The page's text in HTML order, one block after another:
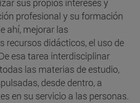
profesional y su formación
ahí, mejorar las
recursos didácticos, el uso de
esa tarea interdisciplinar
las materias de estudio,
desde dentro, a
en su servicio a las personas.